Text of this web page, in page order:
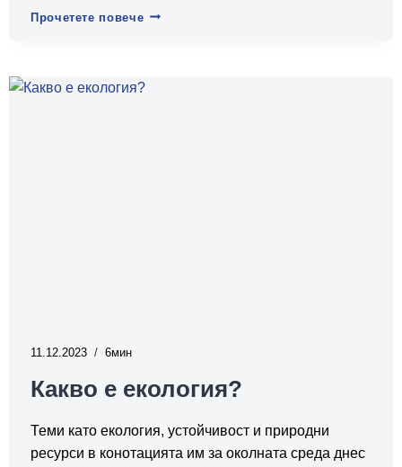
Прочетете повечеЗащо
събиране
11.12.2023 6
Какво е екология?
Теми като екология, устойчивост и природни
ресурси в конотацията им за околната среда днес